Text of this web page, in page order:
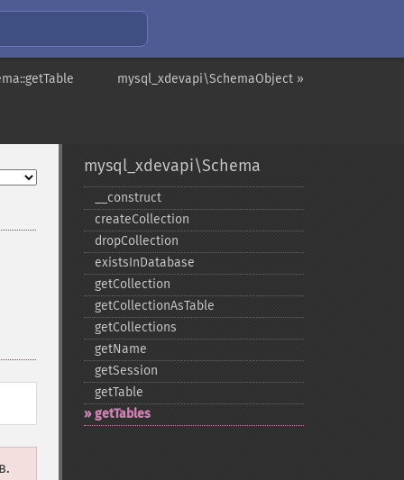
mysql_xdevapi\SchemaObject »
mysql_xdevapi\Schema
_​_​construct
createCollection
dropCollection
existsInDatabase
getCollection
getCollectionAsTable
getCollections
getName
getSession
getTable
getTables